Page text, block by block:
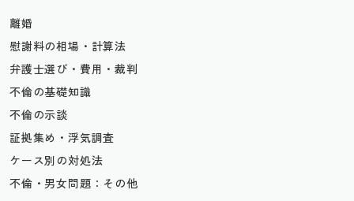
離婚
慰謝料の相場・計算法
弁護士選び・費用・裁判
不倫の基礎知識
不倫の示談
証拠集め・浮気調査
ケース別の対処法
不倫・男女問題：その他